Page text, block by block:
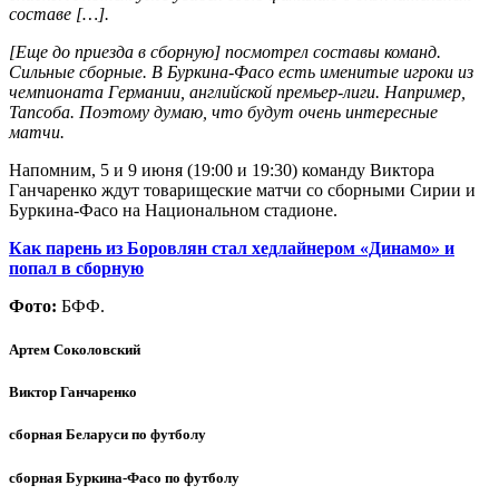
составе […].
[Еще до приезда в сборную] посмотрел составы команд.
Сильные сборные. В Буркина-Фасо есть именитые игроки из
чемпионата Германии, английской премьер-лиги. Например,
Тапсоба. Поэтому думаю, что будут очень интересные
матчи.
Напомним, 5 и 9 июня (19:00 и 19:30) команду Виктора
Ганчаренко ждут товарищеские матчи со сборными Сирии и
Буркина-Фасо на Национальном стадионе.
Как парень из Боровлян стал хедлайнером «Динамо» и
попал в сборную
Фото: БФФ.
Артем Соколовский
Виктор Ганчаренко
сборная Беларуси по футболу
сборная Буркина-Фасо по футболу